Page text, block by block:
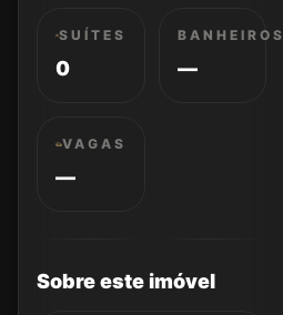
SUÍTES
0
BANHEIROS
—
VAGAS
—
Sobre este imóvel